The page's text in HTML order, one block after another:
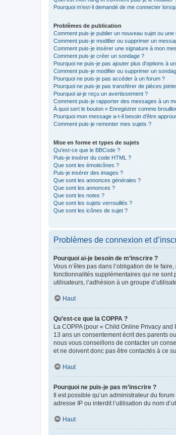
Pourquoi m’est-il demandé de me connecter
Problèmes de publication
Comment puis-je publier un nouveau sujet ou une
Comment puis-je modifier ou supprimer un
Comment puis-je insérer une signature à mon
Comment puis-je créer un sondage ?
Pourquoi ne puis-je pas ajouter plus d’options à
Comment puis-je modifier ou supprimer un
Pourquoi ne puis-je pas accéder à un forum ?
Pourquoi ne puis-je pas transférer de pièces
Pourquoi ai-je reçu un avertissement ?
Comment puis-je rapporter des messages à un
À quoi sert le bouton « Enregistrer comme
Pourquoi mon message a-t-il besoin d’être
Comment puis-je remonter mes sujets ?
Mise en forme et types de sujets
Qu’est-ce que le BBCode ?
Puis-je insérer du code HTML ?
Que sont les émoticônes ?
Puis-je insérer des images ?
Que sont les annonces générales ?
Que sont les annonces ?
Que sont les notes ?
Que sont les sujets verrouillés ?
Que sont les icônes de sujet ?
Problèmes de connexion et
Pourquoi ai-je besoin de m’inscrire ?
Vous n’êtes pas dans l’obligation de le
fonctionnalités supplémentaires qui ne sont
utilisateurs, l’adhésion à un groupe
Haut
Qu’est-ce que la COPPA ?
La COPPA (pour « Child Online Privacy
13 ans un consentement écrit des parents
nous vous conseillons de contacter un
et ne doivent donc pas être contactés à ce
Haut
Pourquoi ne puis-je pas m’inscrire ?
Il est possible qu’un administrateur du
adresse IP ou interdit l’utilisation du nom
Haut